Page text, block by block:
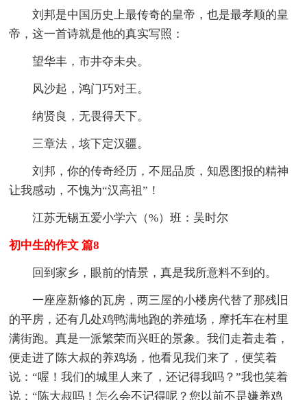
刘邦是中国历史上最传奇的皇帝，也是最孝顺的皇
帝，这一首诗就是他的真实写照：
望华丰，市井夺未央。
风沙起，鸿门巧对王。
纳贤良，无畏得天下。
三章法，垓下定汉疆。
刘邦，你的传奇经历，不屈品质，知恩图报的精神
让我感动，不愧为“汉高祖”！
江苏无锡五爱小学六（%）班：吴时尔
初中生的作文 篇8
回到家乡，眼前的情景，真是我所意料不到的。
一座座新修的瓦房，两三屋的小楼房代替了那残旧
的平房，还有几处鸡鸭满地跑的养殖场，摩托车在村里
满街跑。真是一派繁荣而兴旺的景象。我们走着走着，
便走进了陈大叔的养鸡场，他看见我们来了，便笑着
说：“喔！我们的城里人来了，还记得我吗？”我也笑着
说：“陈大叔吗！怎么会不记得呢？您以前不是嫌养鸡